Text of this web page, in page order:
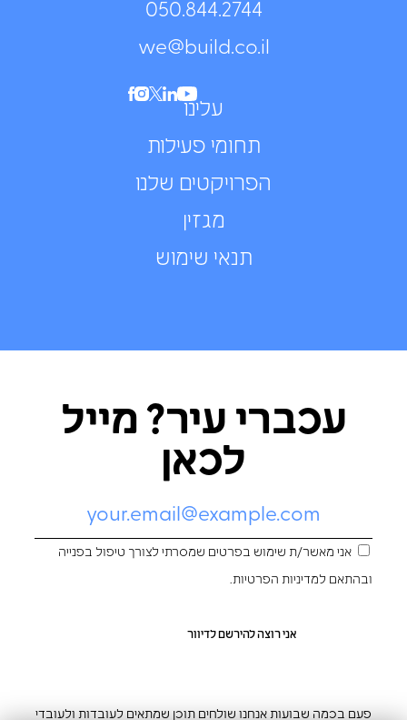
עלינו
תחומי פעילות
הפרויקטים שלנו
מגזין
תנאי שימוש
050.844.2744⁩
we@build.co.il
עכברי עיר? מייל
לכאן
אני מאשר/ת שימוש בפרטים שמסרתי לצורך טיפול בפנייה
ובהתאם למדיניות הפרטיות.
פעם בכמה שבועות אנחנו שולחים תוכן שמתאים לעובדות ולעובדי